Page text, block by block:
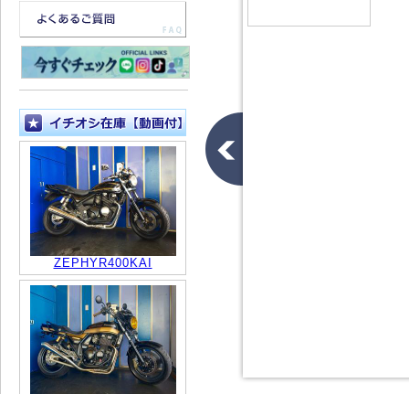
ZEPHYR400KAI